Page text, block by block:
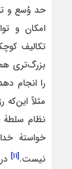
حد وُسع و
امکان و
تکالیف
بزرگ‌تری
را انجام
مثلاً این‌که
نظام سلطۀ
خواستۀ
نیست.[۱۱]